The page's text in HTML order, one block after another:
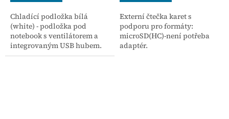
Chladící podložka bílá
(white) - podložka pod
notebook s ventilátorem a
integrovaným USB hubem.
Externí čtečka karet s
podporu pro formáty:
microSD(HC)-není potřeba
adaptér.